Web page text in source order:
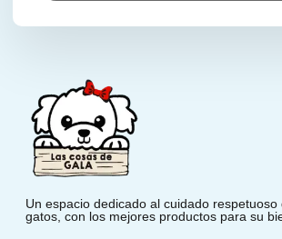
Un espacio dedicado al cuidado respetuoso
gatos, con los mejores productos para su